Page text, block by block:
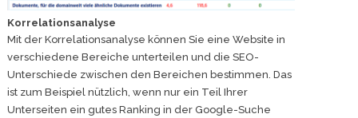
Korrelationsanalyse
Mit der Korrelationsanalyse können Sie eine Website in
verschiedene Bereiche unterteilen und die SEO-
Unterschiede zwischen den Bereichen bestimmen. Das
ist zum Beispiel nützlich, wenn nur ein Teil Ihrer
Unterseiten ein gutes Ranking in der Google-Suche